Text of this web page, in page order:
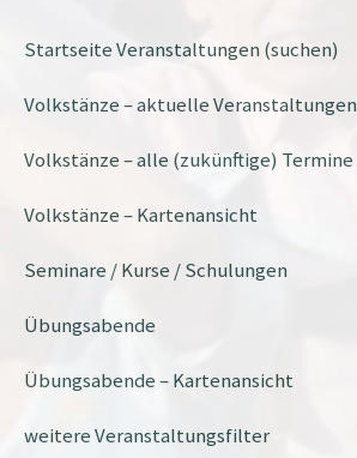
Startseite Veranstaltungen (suchen)
Volkstänze – aktuelle Veranstaltungen
Volkstänze – alle (zukünftige) Termine
Volkstänze – Kartenansicht
Seminare / Kurse / Schulungen
Übungsabende
Übungsabende – Kartenansicht
weitere Veranstaltungsfilter